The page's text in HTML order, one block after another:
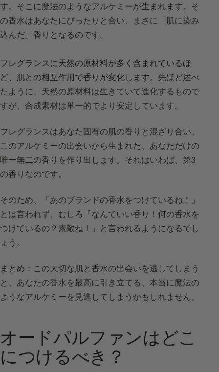
す。そこに魔法のようなアルケミーが生まれます。そ
の香水はあなたにぴったりと合い、まさに「肌に染み
込んだ」香りとなるのです。
フレグランスに天然の原材料が多く含まれているほ
ど、肌との相互作用で香りが変化します。先ほど述べ
たように、天然の原材料は生きていて進化するもので
すが、合成素材は単一的でより安定しています。
フレグランスはあなた固有の肌の香りと混ざり合い、
このアルケミーの出会いから生まれた、あなただけの
唯一無二の香りを作り出します。それはいわば、第3
の香りなのです。
そのため、「あのブランドの香水をつけているね！」
とは言われず、むしろ「なんていい香り！何の香水を
つけているの？素敵ね！」と言われるようになるでし
ょう。
まとめ ：この大切な肌と香水の出会いを逃してしまう
と、あなたの香水を最高に引き立てる、本当に魔法の
ようなアルケミーを見逃してしまうかもしれません。
オードパルファンはどこ
につけるべき？